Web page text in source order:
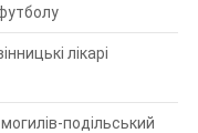
лікарі
подільський